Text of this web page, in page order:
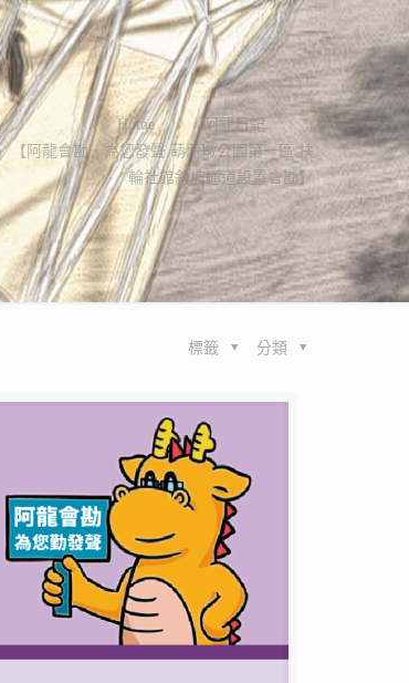
Home
阿龍日記
【阿龍會勘．為您發聲 葫蘆墩公園第一區 扶
輪社館斜坡通道設置會勘】
分類
標籤